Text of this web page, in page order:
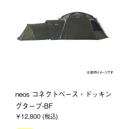
neos コネクトベース・ドッキン
グタープ-BF
￥12,800 (税込)